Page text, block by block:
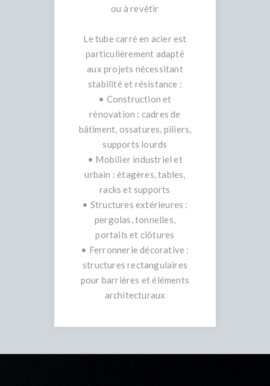
ou à revêtir
Le tube carré en acier est
particulièrement adapté
aux projets nécessitant
stabilité et résistance :
• Construction et
rénovation : cadres de
bâtiment, ossatures, piliers,
supports lourds
• Mobilier industriel et
urbain : étagères, tables,
racks et supports
• Structures extérieures :
pergolas, tonnelles,
portails et clôtures
• Ferronnerie décorative :
structures rectangulaires
pour barrières et éléments
architecturaux